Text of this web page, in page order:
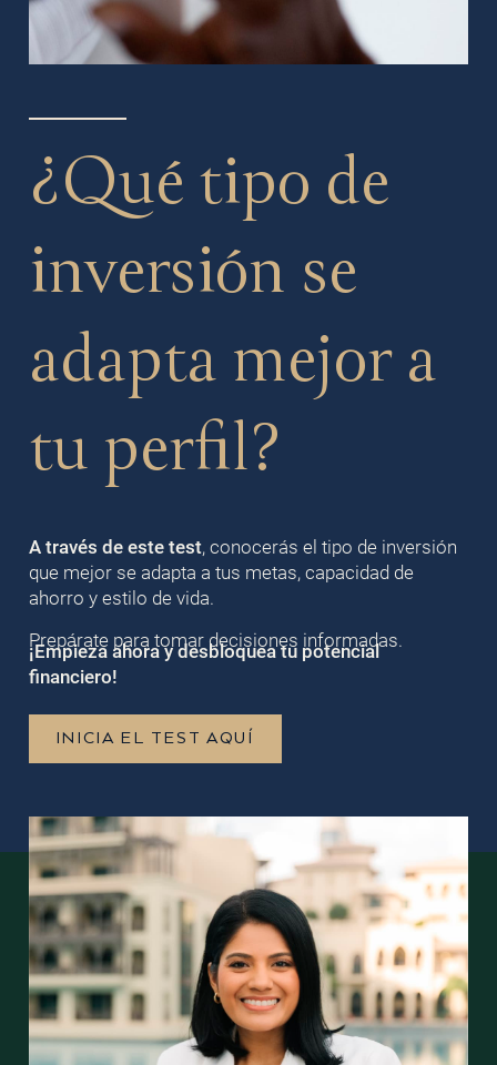
¿Qué tipo de
inversión se
adapta mejor a
tu perfil?
A través de este test, conocerás el tipo de inversión
que mejor se adapta a tus metas, capacidad de
ahorro y estilo de vida.
Prepárate para tomar decisiones informadas.
¡Empieza ahora y desbloquea tu potencial
financiero!
INICIA EL TEST AQUÍ